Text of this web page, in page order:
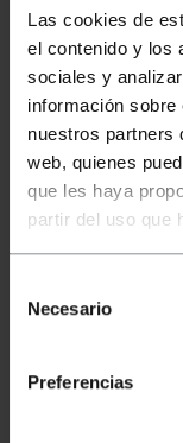
Las cookies de
el contenido y los
sociales y
información sobre
nuestros partners
web, quienes
que les haya
partir del uso que
Necesario
Preferencias
Descripción
Bracket
o accesorio
trata de una
altura. Dispone
periférico rack
de un bastidor
lado del
al bastidor.